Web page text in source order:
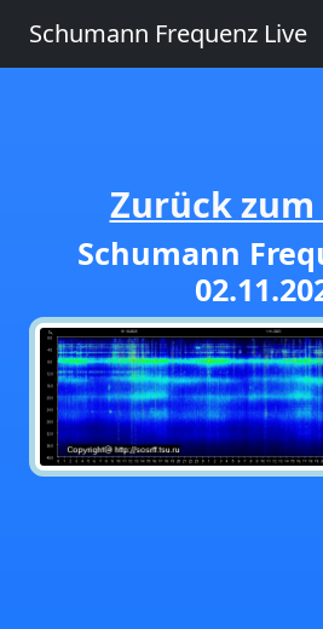
Schumann Frequenz Live
Zurück
Schumann